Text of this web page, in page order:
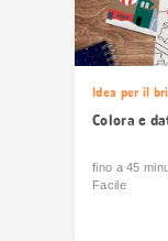
Idea per il
Colora e
fino a 45
Facile